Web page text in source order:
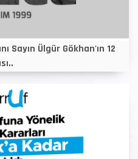
Sayın Ülgür Gökhan'ın 12